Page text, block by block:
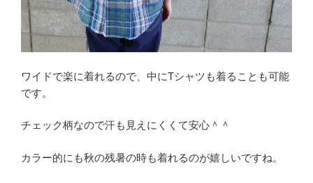
ワイドで楽に着れるので、中にTシャツも着ることも可能
です。
チェック柄なので汗も見えにくくて安心＾＾
カラー的にも秋の残暑の時も着れるのが嬉しいですね。